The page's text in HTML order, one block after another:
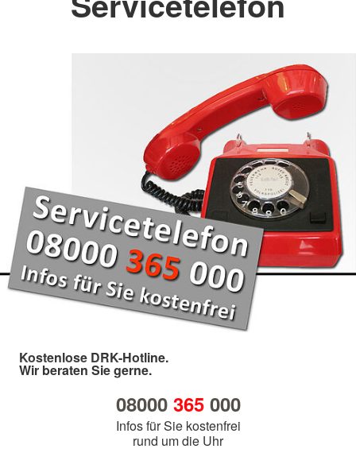
Kostenlose DRK-Hotline.
Wir beraten Sie gerne.
08000 365000
Infos für Sie kostenfrei
rund um die Uhr